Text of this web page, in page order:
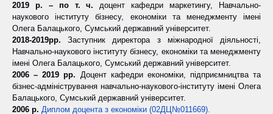
2019 р. – по т. ч. доцент кафедри маркетингу, Навчально-
наукового інституту бізнесу, економіки та менеджменту імені
Олега Балацького, Сумський державний університет.
2018-2019рр.Заступник директора з міжнародної діяльності,
Навчально-наукового інституту бізнесу, економіки та менеджменту
імені Олега Балацького, Сумський державний університет.
2006 – 2019 рр. Доцент кафедри економіки, підприємництва та
бізнес-адміністрування навчально-наукового-інституту імені Олега
Балацького, Сумський державний університет.
2006 р. Диплом доцента з економіки (02ДЦ№011669).